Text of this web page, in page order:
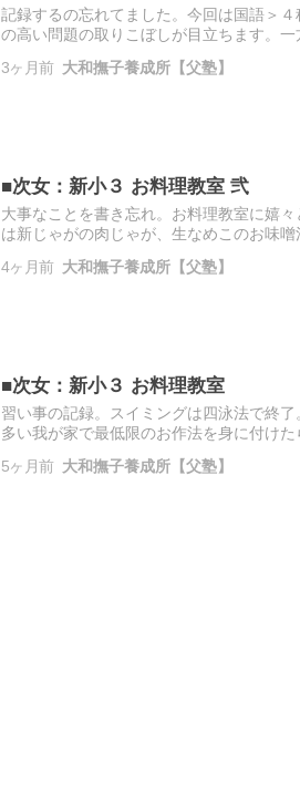
記録するの忘れてました。今回は国語＞
の高い問題の取りこぼしが目立ちます。
3ヶ月前 大和撫子養成所【父塾】
■次女：新小３ お料理教室 弐
大事なことを書き忘れ。お料理教室に嬉
は新じゃがの肉じゃが、生なめこのお味
てく…
4ヶ月前 大和撫子養成所【父塾】
■次女：新小３ お料理教室
習い事の記録。スイミングは四泳法で終
多い我が家で最低限のお作法を身に付け
文は…
5ヶ月前 大和撫子養成所【父塾】